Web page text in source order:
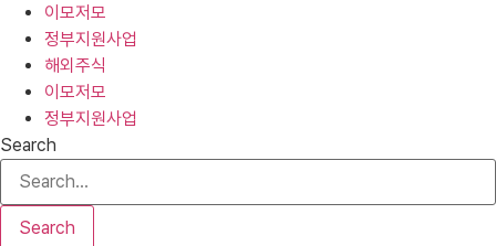
이모저모
정부지원사업
해외주식
이모저모
정부지원사업
Search
Search